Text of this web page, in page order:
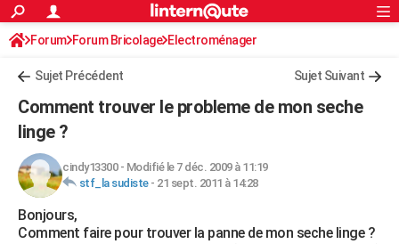
ACTUALITÉS
Politique
Société
Faits Divers
Education
Monde
Villes
+
Programme TV
TNTStreaming
Cinéma
Sorties cinéma
Musique
+FINANCE
Retraite
Impôts
Epargne
Immobilier
Risques naturels par ville
Banque
Assurance
Crédit
AUTO
Essais
Réserver un essai
Citadines
Berlines
SUV
Forum auto
HIGH-TECH
Mobiles
Meilleur smartphone
Internet
Ordinateurs
Jeux vidéo
Guide high-tech
+BRICOLAGE
S'inscrire
Connexion
Forum Forum Bricolage Electroménager
Sujet Précédent Sujet Suivant
Comment trouver le probleme de mon seche
linge ?
cindy13300- Modifié le 7 déc. 2009 à 11:19
stf_la sudiste- 21 sept. 2011 à 14:28
Bonjours,
Comment faire pour trouver la panne de mon seche linge ?